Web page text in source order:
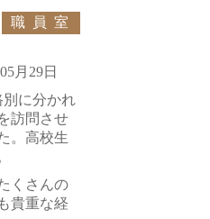
職員室
月29日
に分かれ
訪問させ
。高校生
くさんの
貴重な経